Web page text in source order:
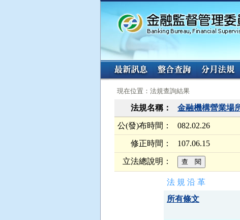
:::
現在位置：法規查詢結果
法規名稱： 金融機構營業場
公(發)布時間： 082.02.26
修正時間： 107.06.15
立法總說明：
法 規 沿 革
所有條文